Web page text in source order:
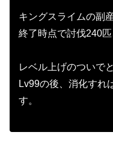
キングスライムの副産
終了時点で討伐240匹
レベル上げのついで
Lv99の後、消化すれ
す。